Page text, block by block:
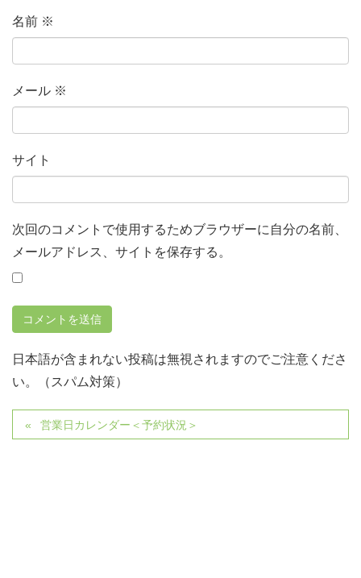
名前 ※
メール ※
サイト
次回のコメントで使用するためブラウザーに自分の名前、
メールアドレス、サイトを保存する。
日本語が含まれない投稿は無視されますのでご注意くださ
い。（スパム対策）
営業日カレンダー＜予約状況＞